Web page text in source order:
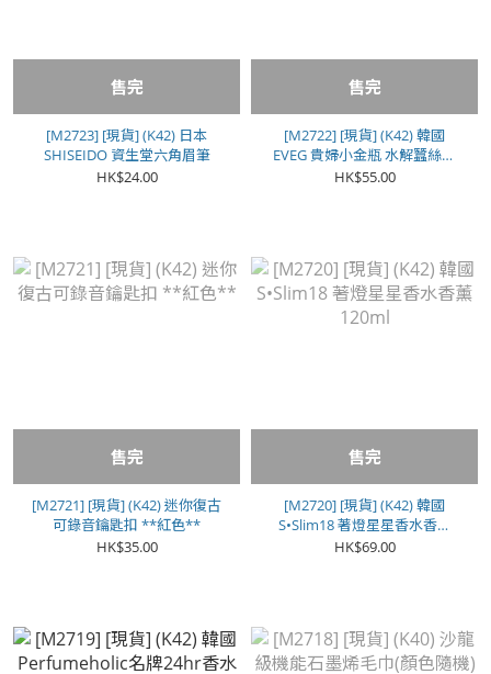
售完
[M2723] [現貨] (K42) 日本
SHISEIDO 資生堂六角眉筆
HK$24.00
售完
[M2722] [現貨] (K42) 韓國
EVEG 貴婦小金瓶 水解蠶絲激
活面霜 50ml
HK$55.00
售完
[M2721] [現貨] (K42) 迷你復古
可錄音鑰匙扣 **紅色**
HK$35.00
售完
[M2720] [現貨] (K42) 韓國
S•Slim18 著燈星星香水香薰
120ml
HK$69.00